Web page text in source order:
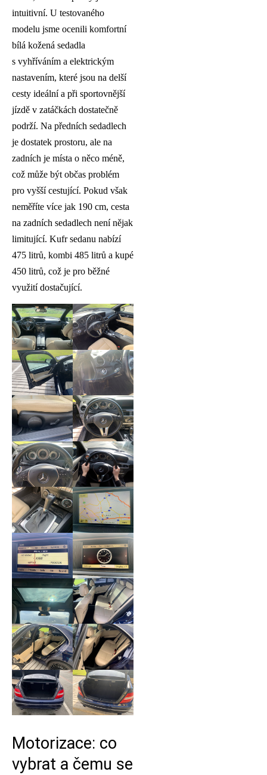
intuitivní. U testovaného
modelu jsme ocenili komfortní
bílá kožená sedadla
s vyhříváním a elektrickým
nastavením, které jsou na delší
cesty ideální a při sportovnější
jízdě v zatáčkách dostatečně
podrží. Na předních sedadlech
je dostatek prostoru, ale na
zadních je místa o něco méně,
což může být občas problém
pro vyšší cestující. Pokud však
neměříte více jak 190 cm, cesta
na zadních sedadlech není nějak
limitující. Kufr sedanu nabízí
475 litrů, kombi 485 litrů a kupé
450 litrů, což je pro běžné
využití dostačující.
Motorizace: co
vybrat a čemu se